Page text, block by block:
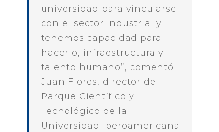
universidad para vincularse
con el sector industrial y
tenemos capacidad para
hacerlo, infraestructura y
talento humano”, comentó
Juan Flores, director del
Parque Científico y
Tecnológico de la
Universidad Iberoamericana